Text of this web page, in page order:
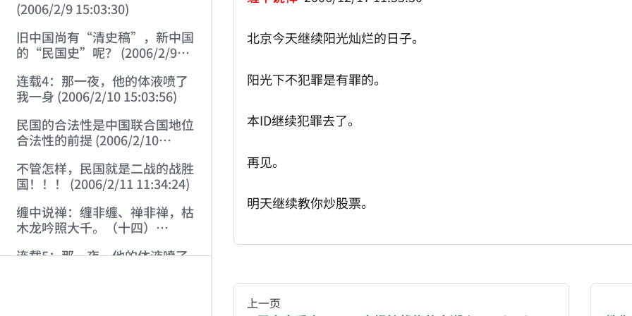
(2006/2/9 15:03:30)
旧中国尚有“清史稿”，新中国
的“民国史”呢？ (2006/2/9
连载4：那一夜，他的体液喷了
我一身 (2006/2/10 15:03:56)
民国的合法性是中国联合国地位
合法性的前提 (2006/2/10
不管怎样，民国就是二战的战胜
国！！！ (2006/2/11 11:34:24)
缠中说禅：缠非缠、禅非禅，枯
木龙吟照大千。（十四）
连载5：那一夜，他的体液喷了
北京今天继续阳光灿烂的日子。
阳光下不犯罪是有罪的。
本ID继续犯罪去了。
再见。
明天继续教你炒股票。
You are reading a page from chzhshch.blog, a free, open-access
上一页